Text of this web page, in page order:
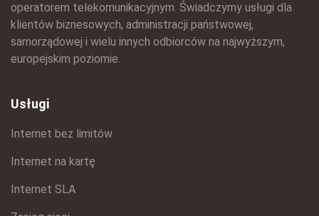
operatorem telekomunikacyjnym. Świadczymy usługi dla
klientów biznesowych, administracji państwowej,
samorządowej i wielu innych odbiorców na najwyższym,
europejskim poziomie.
Usługi
Internet bez limitów
Internet na kartę
Internet SLA